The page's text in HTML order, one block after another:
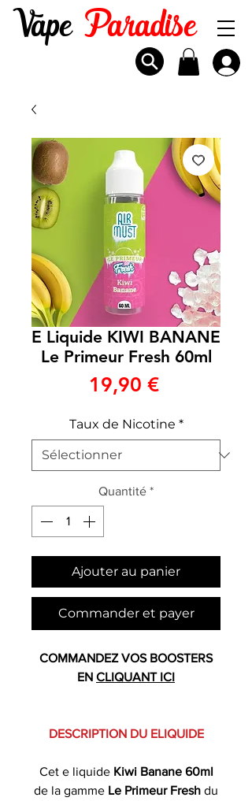
VapeParadise
E Liquide KIWI BANANE
Le Primeur Fresh 60ml
19,90 €Prix
Taux de Nicotine *
Quantité *
Ajouter au panier
Commander et payer
COMMANDEZ VOS BOOSTERS
EN CLIQUANT ICI
DESCRIPTION DU ELIQUIDE
Cet e liquide Kiwi Banane 60ml
de la gamme Le Primeur Fresh du